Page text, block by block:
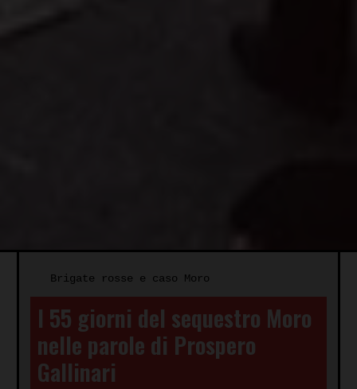
Brigate rosse e caso Moro
I 55 giorni del sequestro Moro
nelle parole di Prospero
Gallinari